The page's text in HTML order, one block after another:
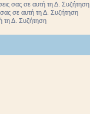
σας σε αυτή τη Δ. Συζήτηση
σας σε αυτή τη Δ. Συζήτηση
τη Δ. Συζήτηση